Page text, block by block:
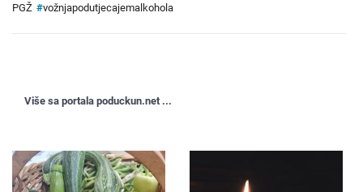
PGŽ #vožnjapodutjecajemalkohola
Više sa portala poduckun.net ...